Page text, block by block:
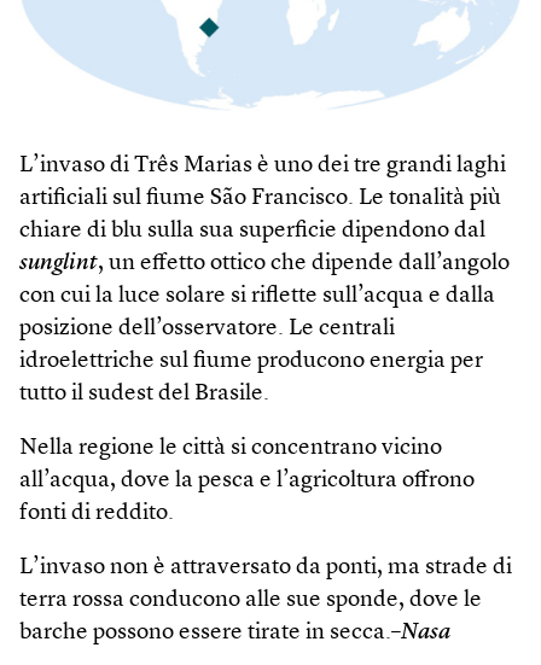
L’invaso di Três Marias è uno dei tre grandi laghi
artificiali sul fiume São Francisco. Le tonalità più
chiare di blu sulla sua superficie dipendono dal
sunglint, un effetto ottico che dipende dall’angolo
con cui la luce solare si riflette sull’acqua e dalla
posizione dell’osservatore. Le centrali
idroelettriche sul fiume producono energia per
tutto il sudest del Brasile.
Nella regione le città si concentrano vicino
all’acqua, dove la pesca e l’agricoltura offrono
fonti di reddito.
L’invaso non è attraversato da ponti, ma strade di
terra rossa conducono alle sue sponde, dove le
barche possono essere tirate in secca.–Nasa